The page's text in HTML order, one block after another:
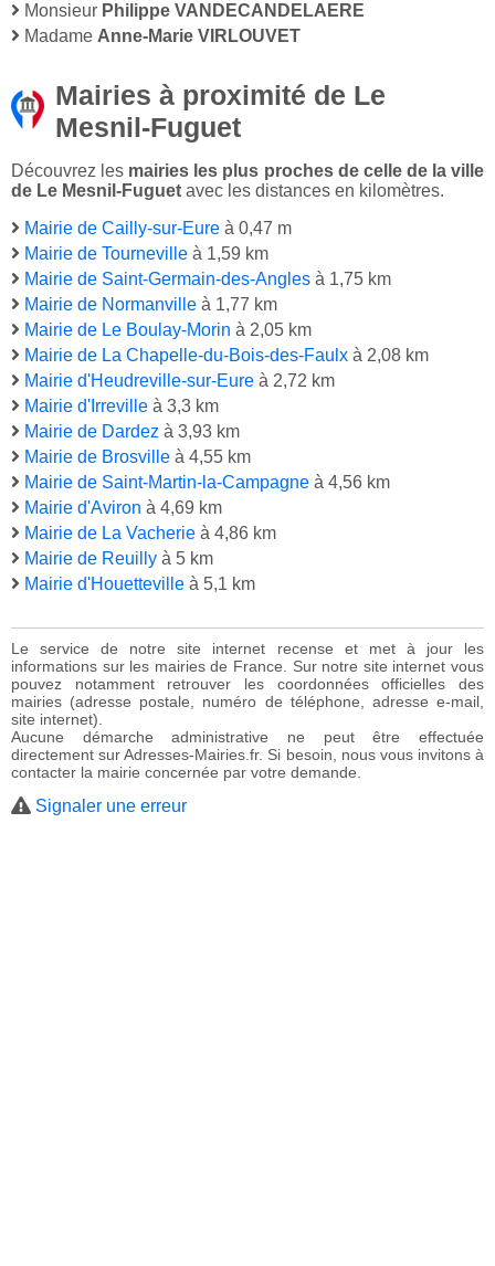
Monsieur Philippe VANDECANDELAERE
Madame Anne-Marie VIRLOUVET
Mairies à proximité de Le
Mesnil-Fuguet
Découvrez les mairies les plus proches de celle de la ville
de Le Mesnil-Fuguet avec les distances en kilomètres.
Mairie de Cailly-sur-Eure à 0,47 m
Mairie de Tourneville à 1,59 km
Mairie de Saint-Germain-des-Angles à 1,75 km
Mairie de Normanville à 1,77 km
Mairie de Le Boulay-Morin à 2,05 km
Mairie de La Chapelle-du-Bois-des-Faulx à 2,08 km
Mairie d'Heudreville-sur-Eure à 2,72 km
Mairie d'Irreville à 3,3 km
Mairie de Dardez à 3,93 km
Mairie de Brosville à 4,55 km
Mairie de Saint-Martin-la-Campagne à 4,56 km
Mairie d'Aviron à 4,69 km
Mairie de La Vacherie à 4,86 km
Mairie de Reuilly à 5 km
Mairie d'Houetteville à 5,1 km
Le service de notre site internet recense et met à jour les
informations sur les mairies de France. Sur notre site internet vous
pouvez notamment retrouver les coordonnées officielles des
mairies (adresse postale, numéro de téléphone, adresse e-mail,
site internet).
Aucune démarche administrative ne peut être effectuée
directement sur Adresses-Mairies.fr. Si besoin, nous vous invitons à
contacter la mairie concernée par votre demande.
Signaler une erreur